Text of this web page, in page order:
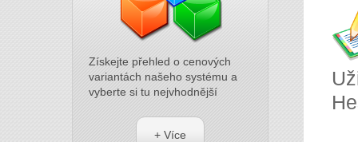
Získejte přehled o cenových
variantách našeho systému a
vyberte si tu nejvhodnější
+ Více